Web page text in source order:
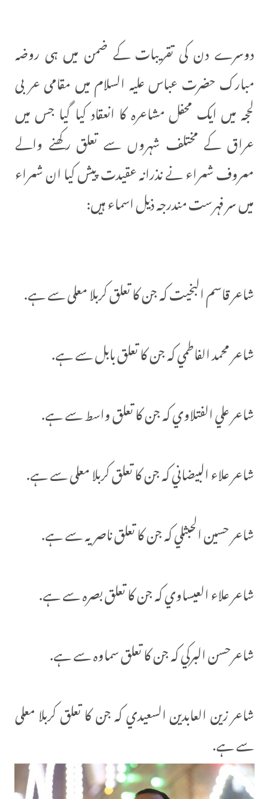
دوسرے دن کی تقریبات کے ضمن میں ہی روضہ
مبارک حضرت عباس علیہ السلام میں مقامی عربی
لحجہ میں ایک محفل مشاعرہ کا انعقاد کیا گیا جس میں
عراق کے مختلف شہروں سے تعلق رکھنے والے
معروف شعراء نے نذرانہ عقیدت پیش کیا ان شعراء
میں سر فہرست مندرجہ ذیل اسماء ہیں:
شاعر قاسم البخيت کہ جن کا تعلق کربلا معلی سے ہے.
شاعر محمد الفاطمي کہ جن کا تعلق بابل سے ہے.
شاعر علي الفتلاوي کہ جن کا تعلق واسط سے ہے.
شاعر علاء البيضاني کہ جن کا تعلق کربلا معلی سے ہے.
شاعر حسين الحبثلي کہ جن کا تعلق ناصریہ سے ہے.
شاعر علاء العيساوي کہ جن کا تعلق بصرہ سے ہے.
شاعرحسن البركي کہ جن کا تعلق سماوہ سے ہے.
شاعر زين العابدين السعيدي کہ جن کا تعلق کربلا معلی
سے ہے.